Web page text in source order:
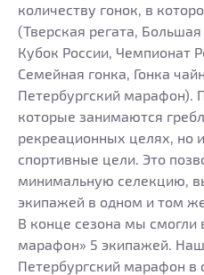
количеству гонок, в
(Тверская регата,
Кубок России, Чемпионат
Семейная гонка, Гонка
Петербургский марафон).
которые занимаются
рекреационных целях, но
спортивные цели. Это
минимальную селекцию,
экипажей в одном и том
В конце сезона мы смогли
марафон» 5 экипажей.
Петербургский марафон